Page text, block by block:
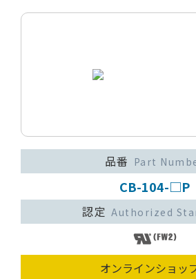
品番 Part
CB-104-□P
認定 Authorized
オンラインショッ